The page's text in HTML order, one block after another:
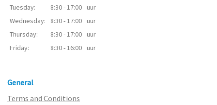
Tuesday:
8:30 - 17:00 uur
Wednesday:
8:30 - 17:00 uur
Thursday:
8:30 - 17:00 uur
Friday:
8:30 - 16:00 uur
General
Terms and Conditions